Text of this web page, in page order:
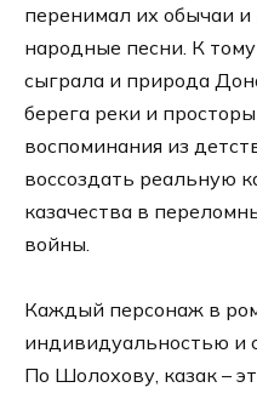
перенимал их обычаи и
народные песни. К
сыграла и природа
берега реки и
воспоминания из
воссоздать реальную
казачества в
войны.
Каждый персонаж в
индивидуальностью и
По Шолохову, казак –